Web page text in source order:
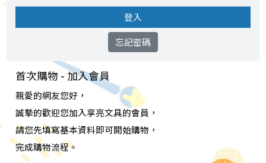
登入
忘記密碼
首次購物 - 加入會員
親愛的網友您好，
誠摯的歡迎您加入享亮文具的會員，
請您先填寫基本資料即可開始購物，
完成購物流程。